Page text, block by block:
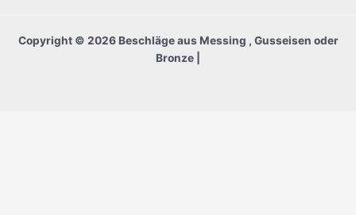
Copyright © 2026 Beschläge aus Messing , Gusseisen oder
Bronze |